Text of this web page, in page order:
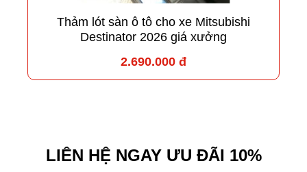
Thảm lót sàn ô tô cho xe Mitsubishi
Destinator 2026 giá xưởng
2.690.000 đ
LIÊN HỆ NGAY ƯU ĐÃI 10%